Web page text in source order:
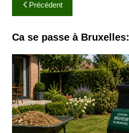
a
v
g
a
t
i
o
Précédent
Ca se passe à Bruxelles: